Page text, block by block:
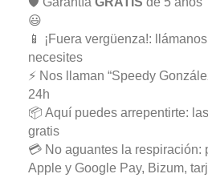
😃
📱 ¡Fuera vergüenza!:
necesites
⚡ Nos llaman “Speedy
24h
📦 Aquí puedes arrepentirte:
gratis
💳 No aguantes la respiración:
Apple y Google Pay, Bizum,